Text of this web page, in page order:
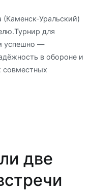
Уральский)
для
успешно —
в обороне и
совместных
две